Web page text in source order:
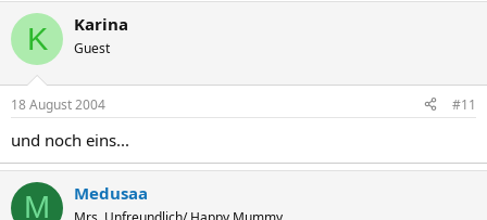
K Karina
Guest
18 August 2004 #11
und noch eins...
M Medusaa